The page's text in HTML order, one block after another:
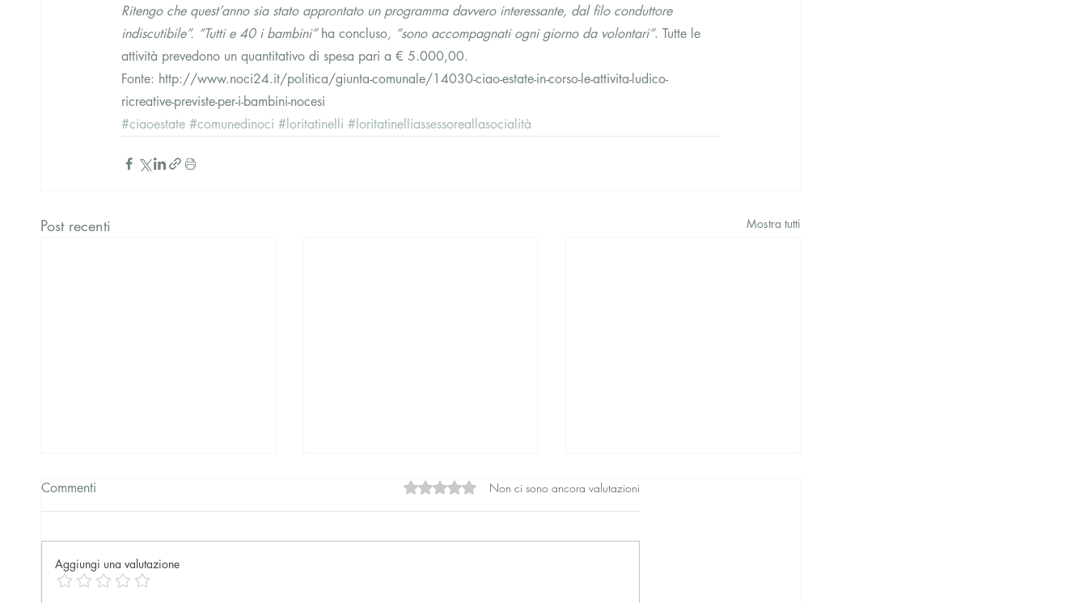
Ritengo che quest’anno sia stato approntato un programma davvero interessante, dal filo conduttore
indiscutibile”. “Tutti e 40 i bambini” ha concluso, “sono accompagnati ogni giorno da volontari”. Tutte le
attività prevedono un quantitativo di spesa pari a € 5.000,00.
Fonte: http://www.noci24.it/politica/giunta-comunale/14030-ciao-estate-in-corso-le-attivita-ludico-
ricreative-previste-per-i-bambini-nocesi
#ciaoestate #comunedinoci #loritatinelli #loritatinelliassessoreallasocialità
Post recenti Mostra tutti
Commenti Valutazione 0 stelle su 5.Non ci sono ancora valutazioni
Aggiungi una valutazione